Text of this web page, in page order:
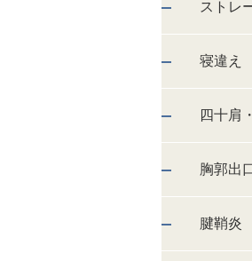
ストレ
寝違え
四十肩
胸郭出
腱鞘炎